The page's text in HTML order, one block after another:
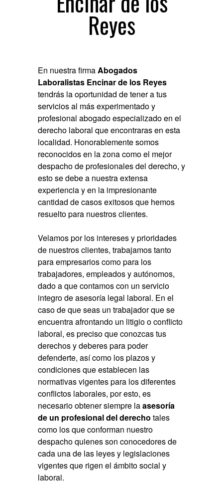
Reyes
En nuestra firmaAbogados
Laboralistas Encinar de los Reyes
tendrás la oportunidad de tener a tus
servicios al más experimentado y
profesional abogado especializado en el
derecho laboral que encontraras en esta
localidad. Honorablemente somos
reconocidos en la zona como el mejor
despacho de profesionales del derecho, y
esto se debe a nuestra extensa
experiencia y en la impresionante
cantidad de casos exitosos que hemos
resuelto para nuestros clientes.
Velamos por los intereses y prioridades
de nuestros clientes, trabajamos tanto
para empresarios como para los
trabajadores, empleados y autónomos,
dado a que contamos con un servicio
integro de asesoría legal laboral. En el
caso de que seas un trabajador que se
encuentra afrontando un litigio o conflicto
laboral, es preciso que conozcas tus
derechos y deberes para poder
defenderte, así como los plazos y
condiciones que establecen las
normativas vigentes para los diferentes
conflictos laborales, por esto, es
necesario obtener siempre laasesoría
de un profesional del derecho tales
como los que conforman nuestro
despacho quienes son conocedores de
cada una de las leyes y legislaciones
vigentes que rigen el ámbito social y
laboral.